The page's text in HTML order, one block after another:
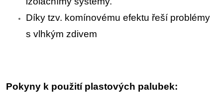
Díky tzv. komínovému efektu řeší problémy
s vlhkým zdivem
Pokyny k použití plastových palubek: